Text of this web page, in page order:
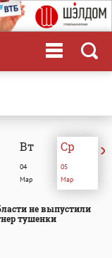
Вт
04
Мар
Ср
05
Мар
не выпустили
тушенки